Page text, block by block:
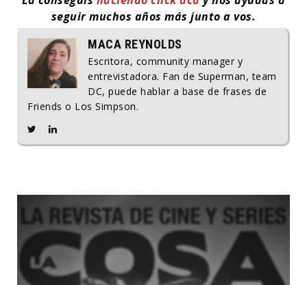
seguir muchos años más junto a vos.
MACA REYNOLDS
Escritora, community manager y
entrevistadora. Fan de Superman, team
DC, puede hablar a base de frases de
Friends o Los Simpson.